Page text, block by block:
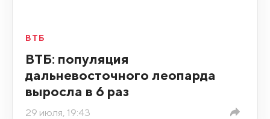
ВТБ
ВТБ: популяция
дальневосточного леопарда
выросла в 6 раз
29 июля, 19:43